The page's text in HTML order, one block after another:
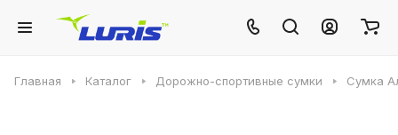
Главная Каталог Дорожно-спортивные сумки Сумка